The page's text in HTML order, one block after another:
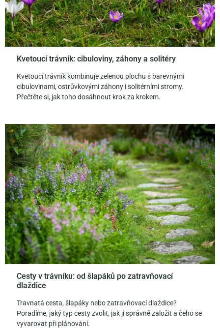
Kvetoucí trávník: cibuloviny, záhony a solitéry
Kvetoucí trávník kombinuje zelenou plochu s barevnými
cibulovinami, ostrůvkovými záhony i solitérními stromy.
Přečtěte si, jak toho dosáhnout krok za krokem.
Cesty v trávníku: od šlapáků po zatravňovací
dlaždice
Travnatá cesta, šlapáky nebo zatravňovací dlaždice?
Poradíme, jaký typ cesty zvolit, jak ji správně založit a čeho se
vyvarovat při plánování.